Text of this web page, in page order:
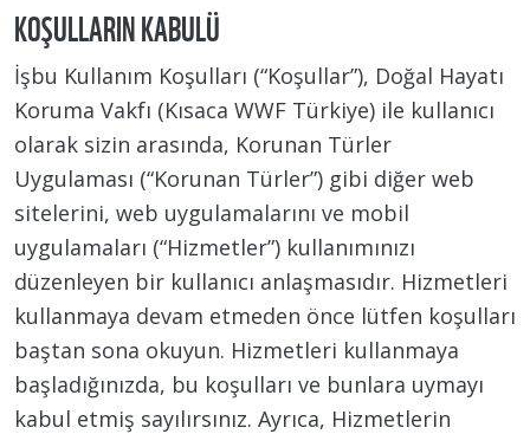
KOŞULLARIN KABULÜ
İşbu Kullanım Koşulları (“Koşullar”), Doğal Hayatı
Koruma Vakfı (Kısaca WWF Türkiye) ile kullanıcı
olarak sizin arasında, Korunan Türler
Uygulaması (“Korunan Türler”) gibi diğer web
sitelerini, web uygulamalarını ve mobil
uygulamaları (“Hizmetler”) kullanımınızı
düzenleyen bir kullanıcı anlaşmasıdır. Hizmetleri
kullanmaya devam etmeden önce lütfen koşulları
baştan sona okuyun. Hizmetleri kullanmaya
başladığınızda, bu koşulları ve bunlara uymayı
kabul etmiş sayılırsınız. Ayrıca, Hizmetlerin